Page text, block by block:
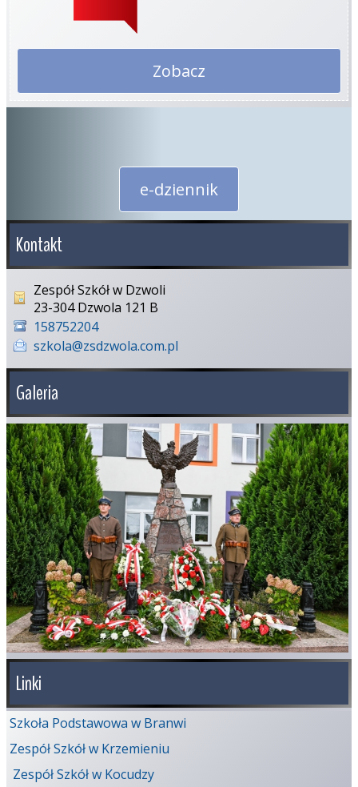
Zobacz
e-dziennik
Kontakt
Zespół Szkół w Dzwoli
23-304 Dzwola 121 B
158752204
szkola@zsdzwola.com.pl
Galeria
Linki
Szkoła Podstawowa w Branwi
Zespół Szkół w Krzemieniu
Zespół Szkół w Kocudzy